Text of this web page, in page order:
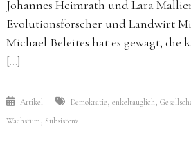
Johannes Heimrath und Lara
Evolutionsforscher und Landwirt
Michael Beleites hat es gewagt, die
[…]
Artikel Demokratie, enkeltauglich,
Wachstum, Subsistenz